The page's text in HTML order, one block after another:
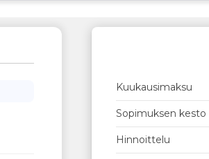
Kuukausimaksu
Sopimuksen kesto
Hinnoittelu